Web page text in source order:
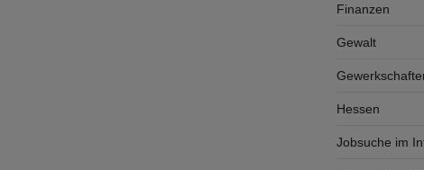
Finanzen
Gewalt
Hessen
Jobsuche im